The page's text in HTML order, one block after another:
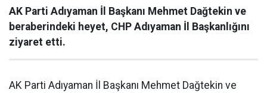
AK Parti Adıyaman İl Başkanı Mehmet Dağtekin ve
beraberindeki heyet, CHP Adıyaman İl Başkanlığını
ziyaret etti.
AK Parti Adıyaman İl Başkanı Mehmet Dağtekin ve